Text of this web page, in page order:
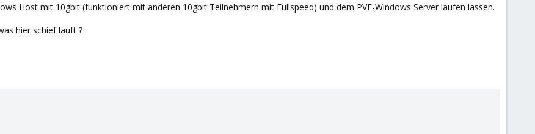
Host mit 10gbit (funktioniert mit anderen 10gbit Teilnehmern mit Fullspeed) und dem PVE-Windows Server laufen lassen.
hier schief läuft ?